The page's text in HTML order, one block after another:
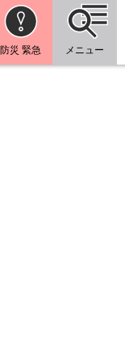
防災 緊急 メニュー